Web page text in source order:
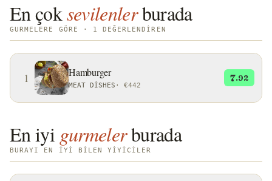
En çoksevilenlerburada
GURMELERE GÖRE · 1 DEĞERLENDIREN
1 Hamburger
MEAT DISHES · €442
7.92
En iyi gurmelerburada
BURAYI EN IYI BILEN YIYICILER